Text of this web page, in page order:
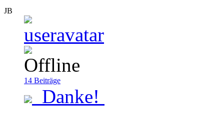
JB
14 Beiträge
Danke!